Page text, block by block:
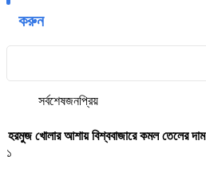
করুন
সর্বশেষজনপ্রিয়
হরমুজ খোলার আশায় বিশ্ববাজারে কমল তেলের দাম
১